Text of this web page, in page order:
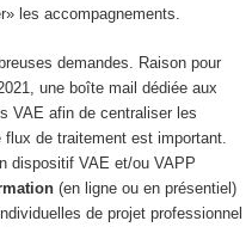
les accompagnements.
demandes. Raison pour
une boîte mail dédiée aux
VAE afin de centraliser les
flux de traitement est important.
dispositif VAE et/ou VAPP
(en ligne ou en présentiel)
de projet professionnel